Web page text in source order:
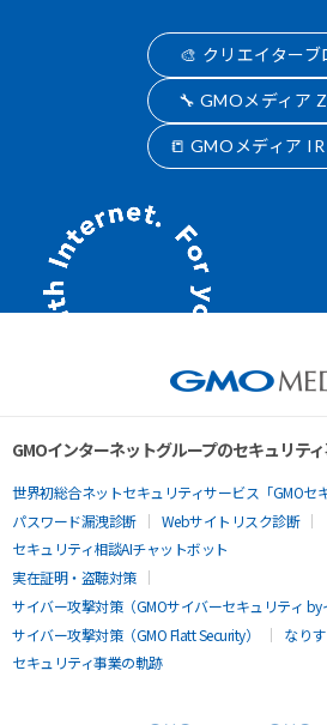
🎨 クリエイターブ
🔧 GMOメディア
📒 GMOメディア
GMOインターネットグループのセキュリテ
世界初総合ネットセキュリティサービス「GMOセ
パスワード漏洩診断
Webサイトリスク診断
セキュリティ相談AIチャットボット
実在証明・盗聴対策
サイバー攻撃対策（GMOサイバーセキュリティ by
サイバー攻撃対策（GMO Flatt Security）
なり
セキュリティ事業の軌跡